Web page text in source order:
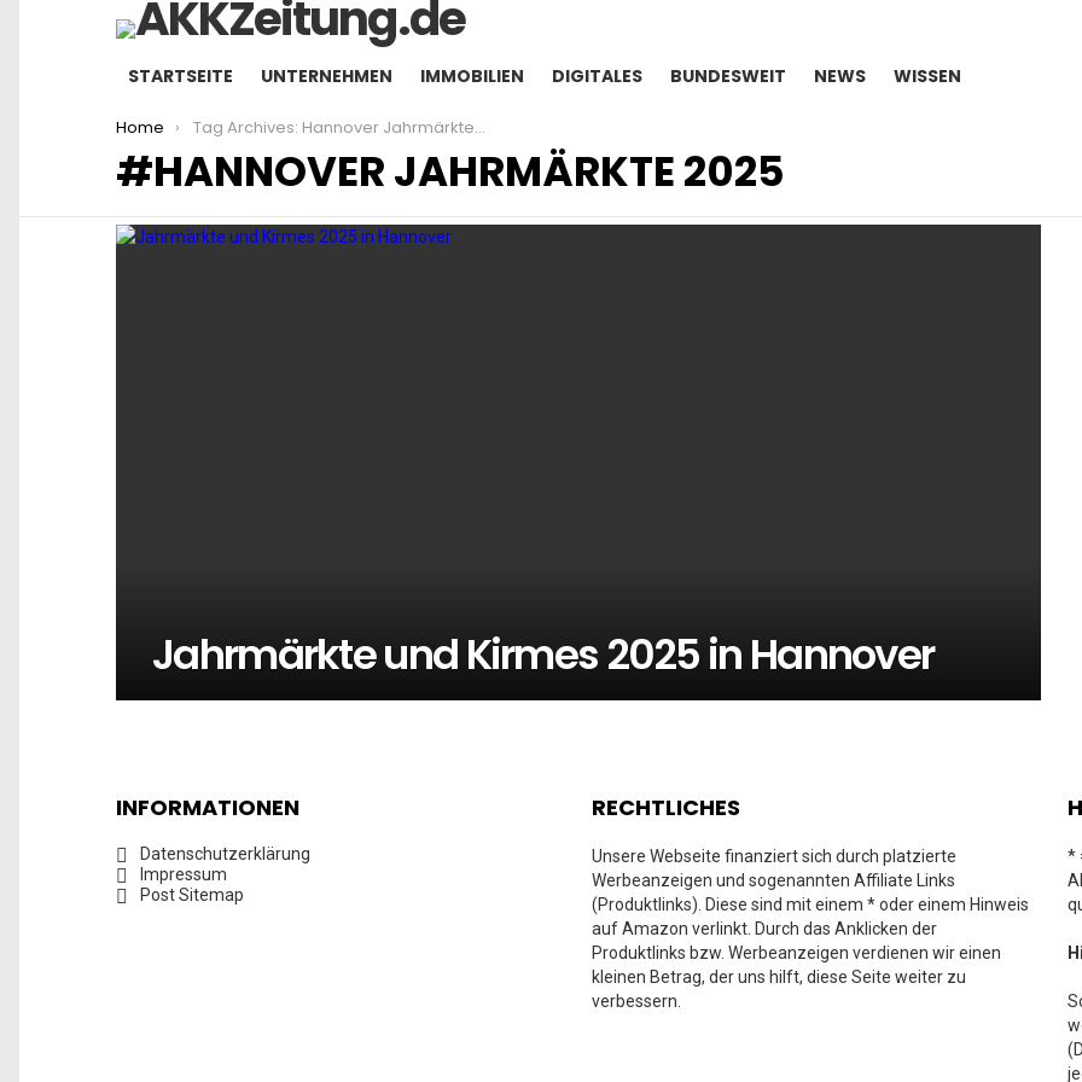
STARTSEITE UNTERNEHMEN IMMOBILIEN DIGITALES BUNDESWEIT NEWS WISSEN
You are here:
Home Tag Archives: Hannover Jahrmärkte 2025
HANNOVER JAHRMÄRKTE 2025
LATEST
Jahrmärkte und Kirmes 2025 in Hannover
INFORMATIONEN
Datenschutzerklärung
Impressum
Post Sitemap
RECHTLICHES
Unsere Webseite finanziert sich durch platzierte
Werbeanzeigen und sogenannten Affiliate Links
(Produktlinks). Diese sind mit einem * oder einem Hinweis
auf Amazon verlinkt. Durch das Anklicken der
Produktlinks bzw. Werbeanzeigen verdienen wir einen
kleinen Betrag, der uns hilft, diese Seite weiter zu
verbessern.
*